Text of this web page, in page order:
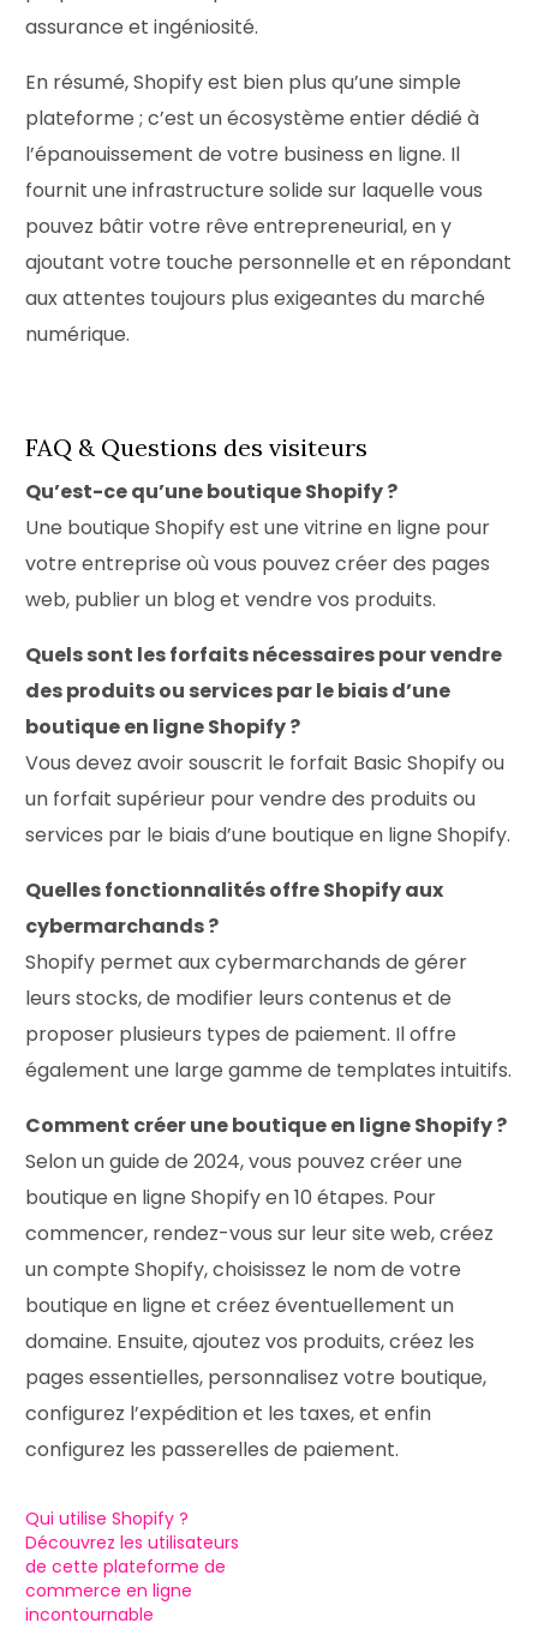
assurance et ingéniosité.
En résumé, Shopify est bien plus qu’une simple
plateforme ; c’est un écosystème entier dédié à
l’épanouissement de votre business en ligne. Il
fournit une infrastructure solide sur laquelle vous
pouvez bâtir votre rêve entrepreneurial, en y
ajoutant votre touche personnelle et en répondant
aux attentes toujours plus exigeantes du marché
numérique.
FAQ & Questions des visiteurs
Qu’est-ce qu’une boutique Shopify ?
Une boutique Shopify est une vitrine en ligne pour
votre entreprise où vous pouvez créer des pages
web, publier un blog et vendre vos produits.
Quels sont les forfaits nécessaires pour vendre
des produits ou services par le biais d’une
boutique en ligne Shopify ?
Vous devez avoir souscrit le forfait Basic Shopify ou
un forfait supérieur pour vendre des produits ou
services par le biais d’une boutique en ligne Shopify.
Quelles fonctionnalités offre Shopify aux
cybermarchands ?
Shopify permet aux cybermarchands de gérer
leurs stocks, de modifier leurs contenus et de
proposer plusieurs types de paiement. Il offre
également une large gamme de templates intuitifs.
Comment créer une boutique en ligne Shopify ?
Selon un guide de 2024, vous pouvez créer une
boutique en ligne Shopify en 10 étapes. Pour
commencer, rendez-vous sur leur site web, créez
un compte Shopify, choisissez le nom de votre
boutique en ligne et créez éventuellement un
domaine. Ensuite, ajoutez vos produits, créez les
pages essentielles, personnalisez votre boutique,
configurez l’expédition et les taxes, et enfin
configurez les passerelles de paiement.
Qui utilise Shopify ?
Découvrez les utilisateurs
de cette plateforme de
commerce en ligne
incontournable